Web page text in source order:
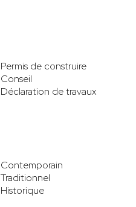
Permis de construire
Conseil
Déclaration de travaux
Contemporain
Traditionnel
Historique